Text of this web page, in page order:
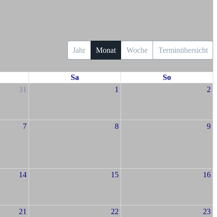
Jahr Monat Woche Terminübersicht
Sa
So
31
1 2
7 8 9
14 15 16
21 22 23